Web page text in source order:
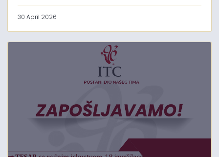
30 April 2026